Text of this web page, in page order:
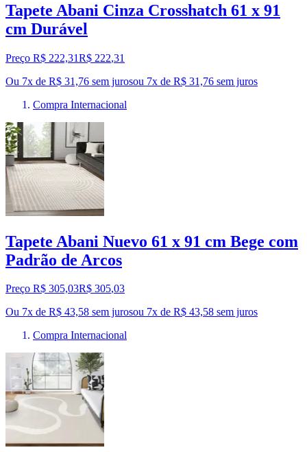
Tapete Abani Cinza Crosshatch 61 x 91
cm Durável
Preço R$ 222,31R$ 222,31
Ou 7x de R$ 31,76 sem jurosou 7x de R$ 31,76 sem juros
Compra Internacional
Tapete Abani Nuevo 61 x 91 cm Bege com
Padrão de Arcos
Preço R$ 305,03R$ 305,03
Ou 7x de R$ 43,58 sem jurosou 7x de R$ 43,58 sem juros
Compra Internacional